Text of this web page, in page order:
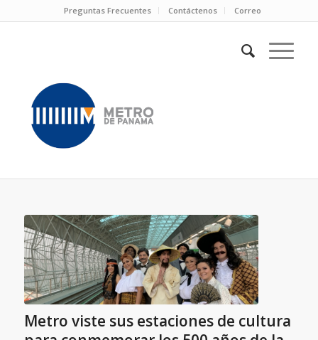
Preguntas Frecuentes Contáctenos Correo
Metro viste sus estaciones de cultura